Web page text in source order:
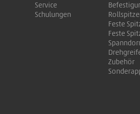
Service
Schulungen
Feste
Feste
Zubehör